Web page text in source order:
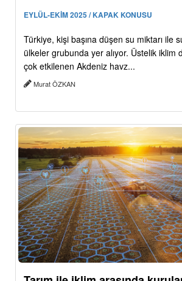
EYLÜL-EKİM 2025 / KAPAK KONUSU
Türkiye, kişi başına düşen su miktarı ile
ülkeler grubunda yer alıyor. Üstelik iklim
çok etkilenen Akdeniz havz...
Murat ÖZKAN